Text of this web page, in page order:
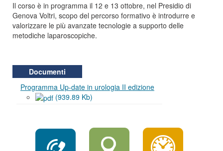
Il corso è in programma il 12 e 13 ottobre, nel Presidio di
Genova Voltri, scopo del percorso formativo è introdurre e
valorizzare le più avanzate tecnologie a supporto delle
metodiche laparoscopiche.
Documenti
Programma Up-date in urologia II edizione
(939.89 Kb)